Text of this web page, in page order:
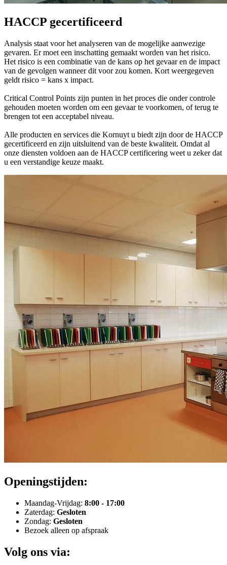
HACCP gecertificeerd
Analysis staat voor het analyseren van de mogelijke aanwezige
gevaren. Er moet een inschatting gemaakt worden van het risico.
Het risico is een combinatie van de kans op het gevaar en de impact
van de gevolgen wanneer dit voor zou komen. Kort weergegeven
geldt risico = kans x impact.
Critical Control Points zijn punten in het proces die onder controle
gehouden moeten worden om een gevaar te voorkomen, of terug te
brengen tot een acceptabel niveau.
Alle producten en services die Kornuyt u biedt zijn door de HACCP
gecertificeerd en zijn uitsluitend van de beste kwaliteit. Omdat al
onze diensten voldoen aan de HACCP certificering weet u zeker dat
u een verstandige keuze maakt.
Openingstijden:
Maandag-Vrijdag: 8:00 - 17:00
Zaterdag: Gesloten
Zondag: Gesloten
Bezoek alleen op afspraak
Volg ons via: